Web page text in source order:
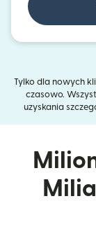
Tylko dla nowych
czasowo.
uzyskania